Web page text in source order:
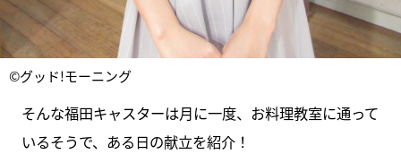
©グッド!モーニング
そんな福田キャスターは月に一度、お料理教室に通って
いるそうで、ある日の献立を紹介！